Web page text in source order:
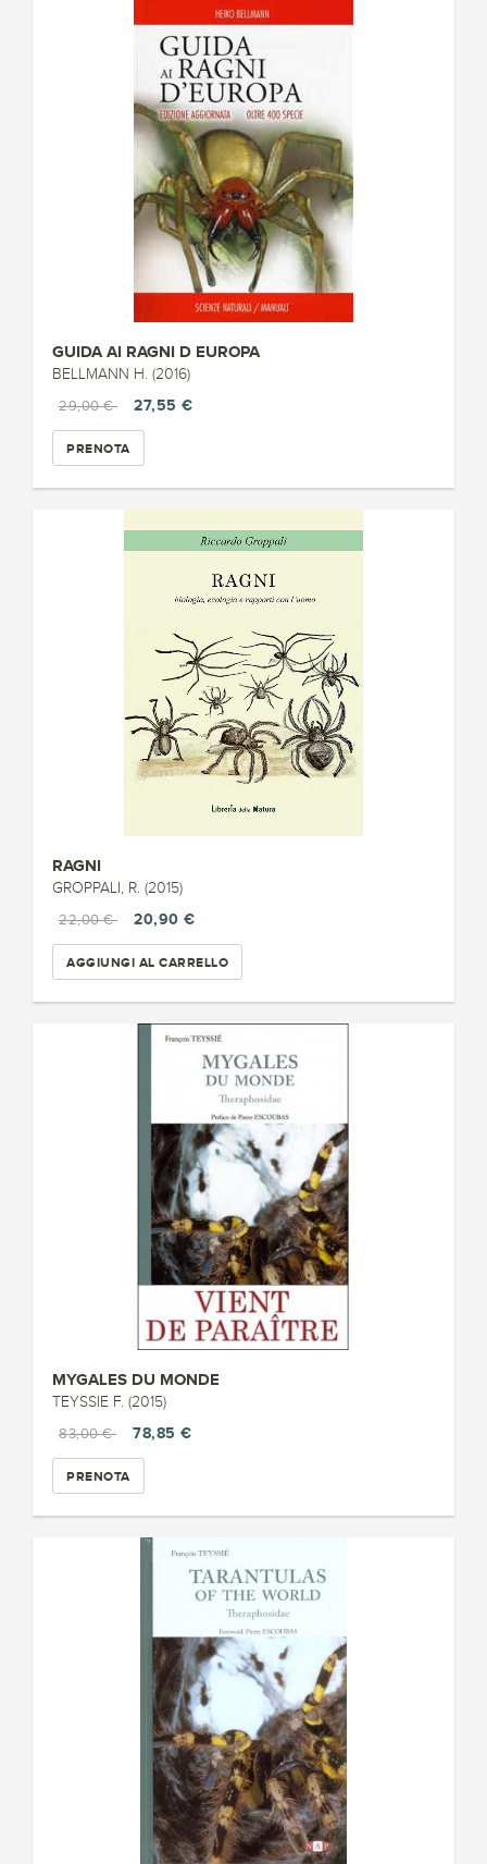
GUIDA AI RAGNI D EUROPA
BELLMANN H. (2016)
29,00 €
27,55 €
PRENOTA
RAGNI
GROPPALI, R. (2015)
22,00 €
20,90 €
AGGIUNGI AL CARRELLO
MYGALES DU MONDE
TEYSSIE F. (2015)
83,00 €
78,85 €
PRENOTA